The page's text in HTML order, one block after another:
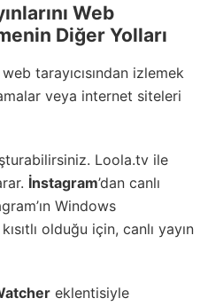
Web
Diğer Yolları
tarayıcısından izlemek
veya internet siteleri
Loola.tv ile
İnstagram’dan canlı
Windows
olduğu için, canlı yayın
eklentisiyle